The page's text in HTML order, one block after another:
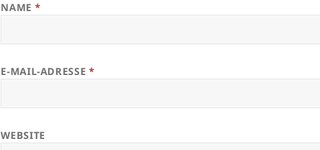
NAME *
E-MAIL-ADRESSE *
WEBSITE